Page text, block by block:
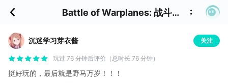
Battle of Warplanes: 战斗机大战 的评价
沉迷学习芽衣酱 关注
玩过 76 分钟后评价（总时长 76 分钟）
挺好玩的，最后就是野马万岁！！！